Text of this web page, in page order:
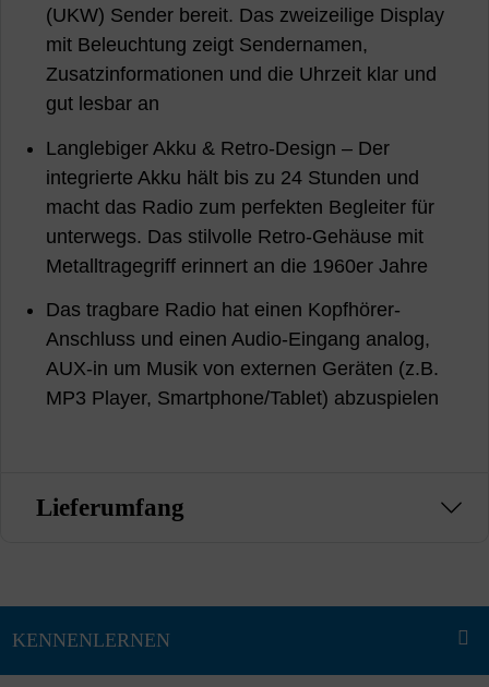
(UKW) Sender bereit. Das zweizeilige Display
mit Beleuchtung zeigt Sendernamen,
Zusatzinformationen und die Uhrzeit klar und
gut lesbar an
Langlebiger Akku & Retro-Design – Der
integrierte Akku hält bis zu 24 Stunden und
macht das Radio zum perfekten Begleiter für
unterwegs. Das stilvolle Retro-Gehäuse mit
Metalltragegriff erinnert an die 1960er Jahre
Das tragbare Radio hat einen Kopfhörer-
Anschluss und einen Audio-Eingang analog,
AUX-in um Musik von externen Geräten (z.B.
MP3 Player, Smartphone/Tablet) abzuspielen
Lieferumfang